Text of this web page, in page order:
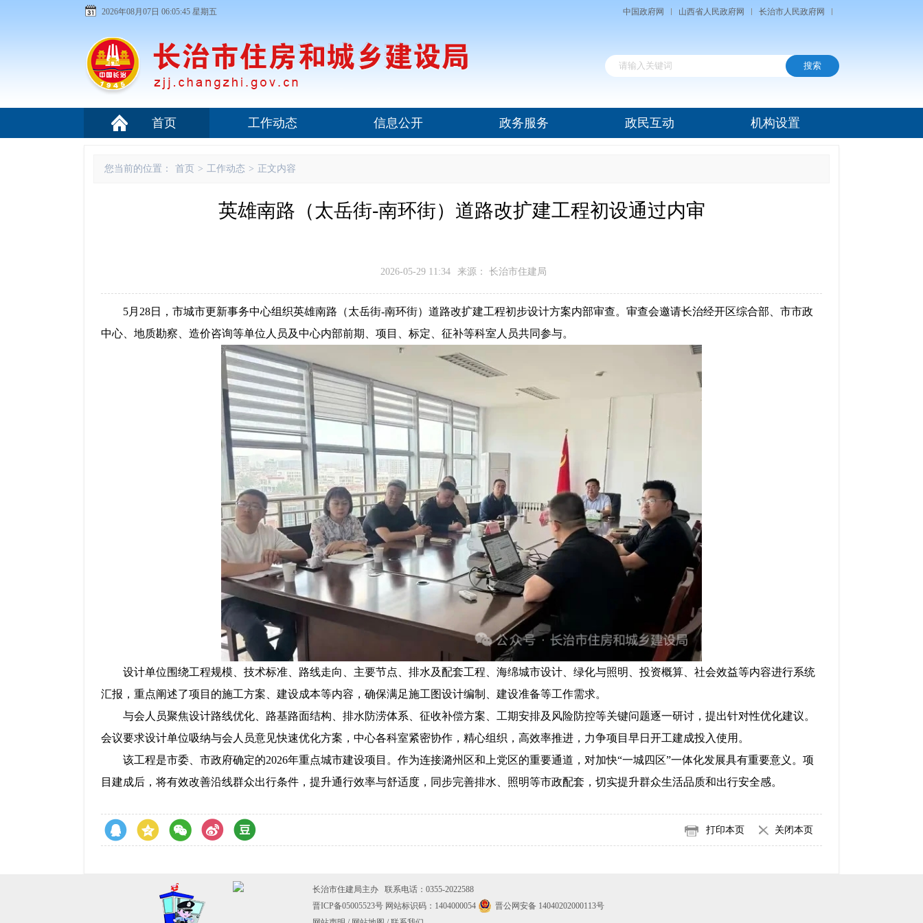
2026年08月07日 06:05:46 星期五 中国政府网 山西省人民政府网 长治市人民政府网
首页 工作动态 信息公开 政务服务 政民互动 机构设置
您当前的位置： 首页 > 工作动态 > 正文内容
英雄南路（太岳街-南环街）道路改扩建工程初设通过内审
2026-05-29 11:34 来源： 长治市住建局
5月28日，市城市更新事务中心组织英雄南路（太岳街-南环街）道路改扩建工程初步设计方案内部审查。审查会邀请长治经开区综合部、市市政
中心、地质勘察、造价咨询等单位人员及中心内部前期、项目、标定、征补等科室人员共同参与。
设计单位围绕工程规模、技术标准、路线走向、主要节点、排水及配套工程、海绵城市设计、绿化与照明、投资概算、社会效益等内容进行系统
汇报，重点阐述了项目的施工方案、建设成本等内容，确保满足施工图设计编制、建设准备等工作需求。
与会人员聚焦设计路线优化、路基路面结构、排水防涝体系、征收补偿方案、工期安排及风险防控等关键问题逐一研讨，提出针对性优化建议。
会议要求设计单位吸纳与会人员意见快速优化方案，中心各科室紧密协作，精心组织，高效率推进，力争项目早日开工建成投入使用。
该工程是市委、市政府确定的2026年重点城市建设项目。作为连接潞州区和上党区的重要通道，对加快“一城四区”一体化发展具有重要意义。项
目建成后，将有效改善沿线群众出行条件，提升通行效率与舒适度，同步完善排水、照明等市政配套，切实提升群众生活品质和出行安全感。
打印本页 关闭本页
长治市住建局主办 联系电话：0355-2022588
晋ICP备05005523号 网站标识码：1404000054
晋公网安备 14040202000113号